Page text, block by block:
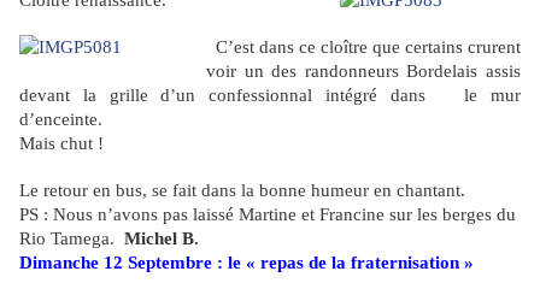
C’est dans ce cloître que certains crurent
voir un des randonneurs Bordelais assis
devant la grille d’un confessionnal intégré dans le mur
d’enceinte.
Mais chut !
Le retour en bus, se fait dans la bonne humeur en chantant.
PS : Nous n’avons pas laissé Martine et Francine sur les berges du
Rio Tamega. Michel B.
Dimanche 12 Septembre : le « repas de la fraternisation »